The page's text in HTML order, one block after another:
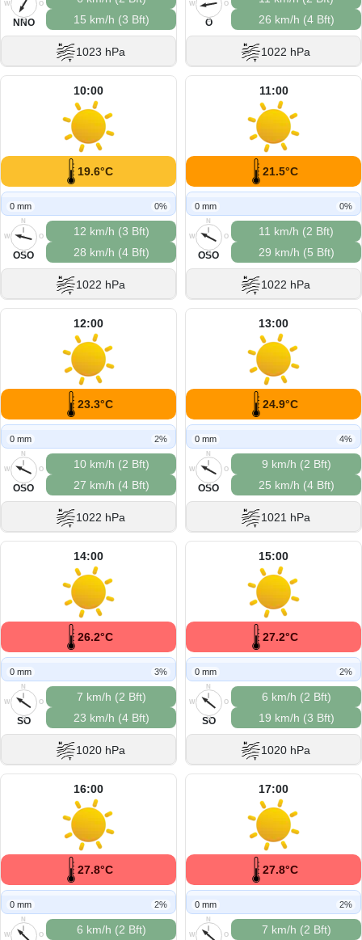
O
S
W
NNO
15 km/h (3 Bft)
1023 hPa
O
S
W
O
26 km/h (4 Bft)
1022 hPa
10:00
19.6°C
0 mm 0%
N
O
S
W
OSO
12 km/h (3 Bft)
28 km/h (4 Bft)
1022 hPa
11:00
21.5°C
0 mm 0%
N
O
S
W
OSO
11 km/h (2 Bft)
29 km/h (5 Bft)
1022 hPa
12:00
23.3°C
0 mm 2%
N
O
S
W
OSO
10 km/h (2 Bft)
27 km/h (4 Bft)
1022 hPa
13:00
24.9°C
0 mm 4%
N
O
S
W
OSO
9 km/h (2 Bft)
25 km/h (4 Bft)
1021 hPa
14:00
26.2°C
0 mm 3%
N
O
S
W
SO
7 km/h (2 Bft)
23 km/h (4 Bft)
1020 hPa
15:00
27.2°C
0 mm 2%
N
O
S
W
SO
6 km/h (2 Bft)
19 km/h (3 Bft)
1020 hPa
16:00
27.8°C
0 mm 2%
N
O
W
6 km/h (2 Bft)
17:00
27.8°C
0 mm 2%
N
O
W
7 km/h (2 Bft)